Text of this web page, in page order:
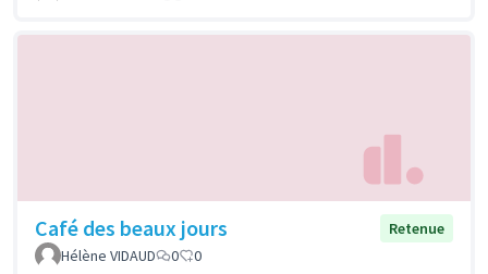
Café des beaux jours
Retenue
Hélène VIDAUD
0 0